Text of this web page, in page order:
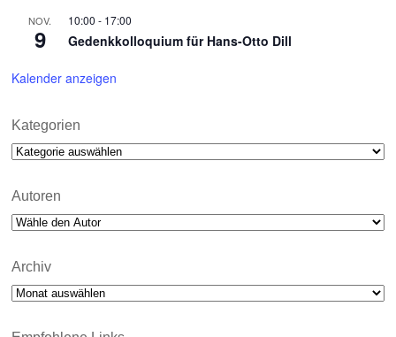
NOV.
9
10:00 - 17:00
Gedenkkolloquium für Hans-Otto Dill
Kalender anzeigen
Kategorien
Kategorien
Autoren
Archiv
Archiv